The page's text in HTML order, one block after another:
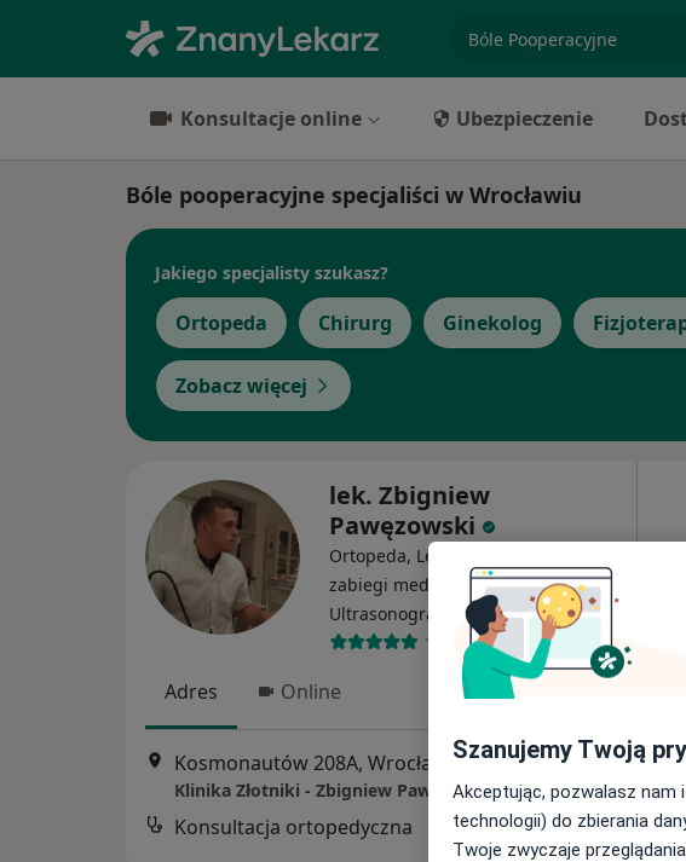
specjalizacja, badanie
Konsultacje online Ubezpieczenie
Bóle pooperacyjne specjaliści w Wrocławiu
Jakiego specjalisty szukasz?
Ortopeda Chirurg Ginekolog
Zobacz więcej
lek. Zbigniew
Pawęzowski
Ortopeda, Lekarz wykonujący
zabiegi medycyny estetycznej,
Ultrasonografista· Więcej
1478 opinii
Adres Online
Kosmonautów 208A, Wrocław •Mapa
Klinika Złotniki - Zbigniew Pawęzowski
Konsultacja ortopedyczna 300 zł
Szanujemy Twoją
Akceptując, pozwalasz nam
technologii) do zbierania
Twoje zwyczaje